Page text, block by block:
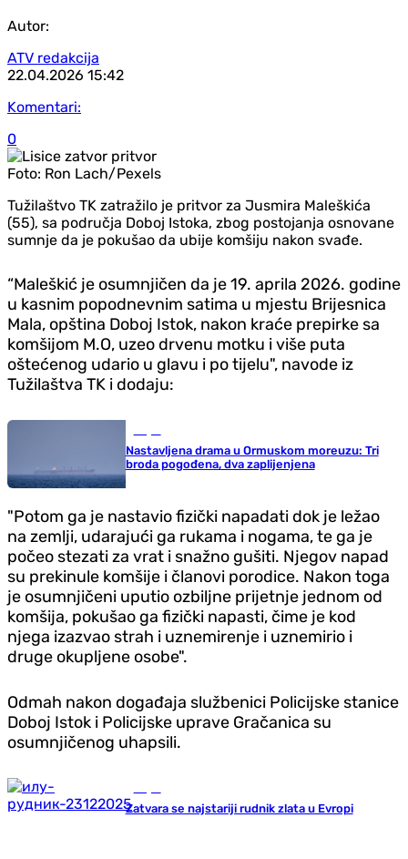
Autor:
ATV redakcija
22.04.2026 15:42
Komentari:
0
Foto: Ron Lach/Pexels
Tužilaštvo TK zatražilo je pritvor za Jusmira Maleškića
(55), sa područja Doboj Istoka, zbog postojanja osnovane
sumnje da je pokušao da ubije komšiju nakon svađe.
“Maleškić je osumnjičen da je 19. aprila 2026. godine
u kasnim popodnevnim satima u mjestu Brijesnica
Mala, opština Doboj Istok, nakon kraće prepirke sa
komšijom M.O, uzeo drvenu motku i više puta
oštećenog udario u glavu i po tijelu", navode iz
Tužilaštva TK i dodaju:
Nastavljena drama u Ormuskom moreuzu: Tri
broda pogođena, dva zaplijenjena
"Potom ga je nastavio fizički napadati dok je ležao
na zemlji, udarajući ga rukama i nogama, te ga je
počeo stezati za vrat i snažno gušiti. Njegov napad
su prekinule komšije i članovi porodice. Nakon toga
je osumnjičeni uputio ozbiljne prijetnje jednom od
komšija, pokušao ga fizički napasti, čime je kod
njega izazvao strah i uznemirenje i uznemirio i
druge okupljene osobe".
Odmah nakon događaja službenici Policijske stanice
Doboj Istok i Policijske uprave Gračanica su
osumnjičenog uhapsili.
Zatvara se najstariji rudnik zlata u Evropi